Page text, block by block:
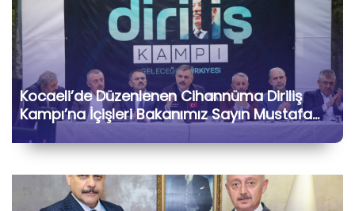
Kocaeli’de Düzenlenen Cihannüma Diriliş
Kampı’na İçişleri Bakanımız Sayın Mustafa
Çiftçi ile Birlikte Katılarak Kıymetli Gönül
Dostlarımızla Hasbihâl Ettik